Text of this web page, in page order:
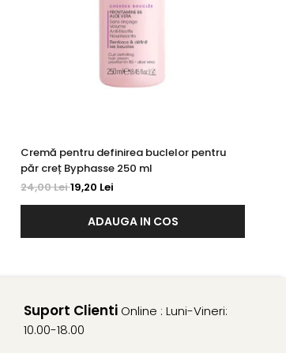
Cremă pentru definirea buclelor pentru
păr creț Byphasse 250 ml
24,00 Lei19,20 Lei
ADAUGA IN COS
Suport Clienti Online : Luni-Vineri:
10.00-18.00